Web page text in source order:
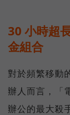
30 小時超
金組合
對於頻繁移動
辦人而言，「
辦公的最大殺